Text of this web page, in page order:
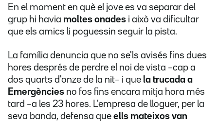
En el moment en què el jove es va separar del
grup hi havia moltes onades i això va dificultar
que els amics li poguessin seguir la pista.
La família denuncia que no se'ls avisés fins dues
hores després de perdre el noi de vista –cap a
dos quarts d'onze de la nit– i que la trucada a
Emergències no fos fins encara mitja hora més
tard –a les 23 hores. L'empresa de lloguer, per la
seva banda, defensa que ells mateixos van